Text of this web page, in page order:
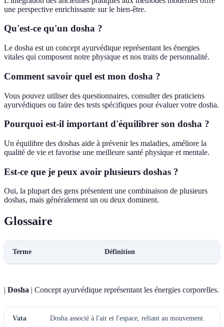
une perspective enrichissante sur le bien-être.
Qu'est-ce qu'un dosha ?
Le dosha est un concept ayurvédique représentant les énergies
vitales qui composent notre physique et nos traits de personnalité.
Comment savoir quel est mon dosha ?
Vous pouvez utiliser des questionnaires, consulter des praticiens
ayurvédiques ou faire des tests spécifiques pour évaluer votre dosha.
Pourquoi est-il important d'équilibrer son dosha ?
Un équilibre des doshas aide à prévenir les maladies, améliore la
qualité de vie et favorise une meilleure santé physique et mentale.
Est-ce que je peux avoir plusieurs doshas ?
Oui, la plupart des gens présentent une combinaison de plusieurs
doshas, mais généralement un ou deux dominent.
Glossaire
Terme Définition
| Dosha | Concept ayurvédique représentant les énergies corporelles.
Vata Dosha associé à l'air et l'espace, reliant au mouvement.